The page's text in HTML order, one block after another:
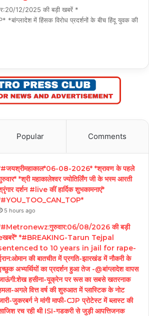
12/2025 की बड़ी खबरें *
*बांग्लादेश में हिंसक विरोध प्रदर्शनों के बीच हिंदू युवक की
Popular Comments
08-2026* *श्रावण के पहले
*श्री महाकालेश्वर ज्योतिर्लिंग जी के भस्म आरती
दर्शन #live कीं हार्दिक शुभकामनाएं*
5 hours ago
08/2026 की बड़ी
*#BREAKING-Tarun Tejpal
to 10 years in jail for rape-
की बातचीत में प्रगति-झारखंड में नौकरी के
अभ्यर्थियों का प्रदर्शन हुआ तेज -@बांग्लादेश वापस
हसीना-यूक्रेन पर रूस का सबसे खतरनाक
अगले वित्त वर्ष की शुरुआत में प्लास्टिक के नोट
जुकरबर्ग ने मांगी माफी-CJP प्रोटेस्ट में ब्लास्ट की
रच रही थी ISI-गडकरी से जुड़ी आपत्तिजनक